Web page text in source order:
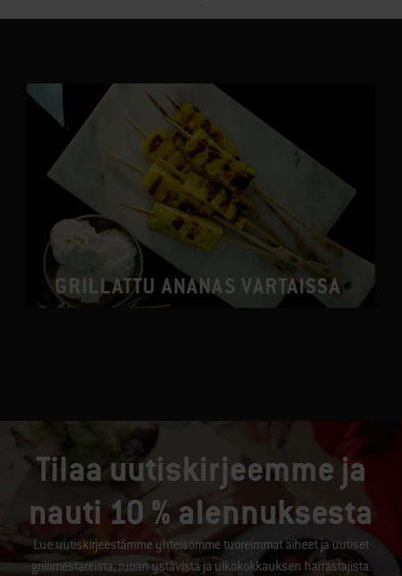
GRILLATTU ANANAS VARTAISSA
Tilaa uutiskirjeemme ja
nauti 10 % alennuksesta
Lue uutiskirjeestämme yhteisömme tuoreimmat aiheet ja uutiset
grillimestareista, ruoan ystävistä ja ulkokokkauksen harrastajista.